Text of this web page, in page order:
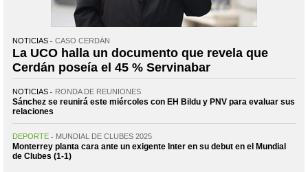
NOTICIAS CASO CERDÁN
La UCO halla un documento que revela que
Cerdán poseía el 45 % Servinabar
NOTICIAS RONDA DE REUNIONES
Sánchez se reunirá este miércoles con EH Bildu y PNV para evaluar sus
relaciones
DEPORTE MUNDIAL DE CLUBES 2025
Monterrey planta cara ante un exigente Inter en su debut en el Mundial
de Clubes (1-1)